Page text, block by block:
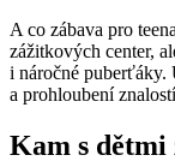
A co zábava pro
zážitkových center,
i náročné puberťáky.
a prohloubení
Kam s dětmi